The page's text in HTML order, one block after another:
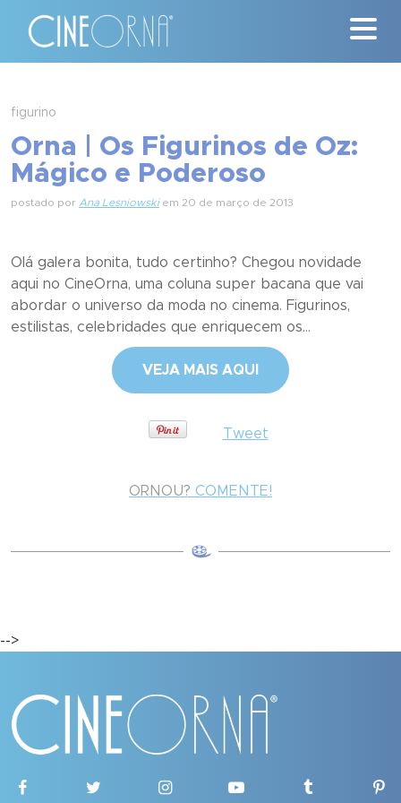
News
#ClássicosCineOrna
Contato
figurino
Orna | Os Figurinos de Oz:
Mágico e Poderoso
postado por Ana Lesniowskiem 20 de março de 2013
Olá galera bonita, tudo certinho? Chegou novidade
aqui no CineOrna, uma coluna super bacana que vai
abordar o universo da moda no cinema. Figurinos,
estilistas, celebridades que enriquecem os...
VEJA MAIS AQUI
Tweet
ORNOU? COMENTE!
-->